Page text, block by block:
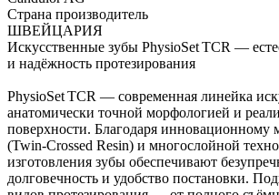
Страна производитель
ШВЕЙЦАРИЯ
Искусственные зубы PhysioSet TCR —
и надёжность протезирования
PhysioSet TCR — современная линейка
анатомически точной морфологией и
поверхности. Благодаря инновационному
(Twin‑Crossed Resin) и многослойной
изготовления зубы обеспечивают
долговечность и удобство постановки.